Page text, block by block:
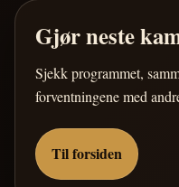
Gjør neste
Sjekk programmet,
forventningene med
Til forsiden